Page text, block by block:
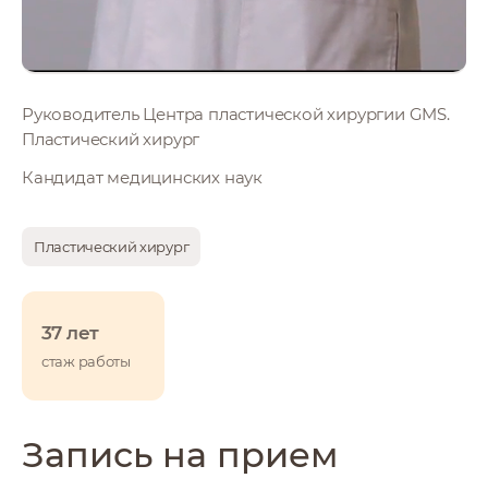
Руководитель Центра пластической хирургии GMS.
Пластический хирург
Кандидат медицинских наук
Пластический хирург
37 лет
стаж работы
Запись на прием